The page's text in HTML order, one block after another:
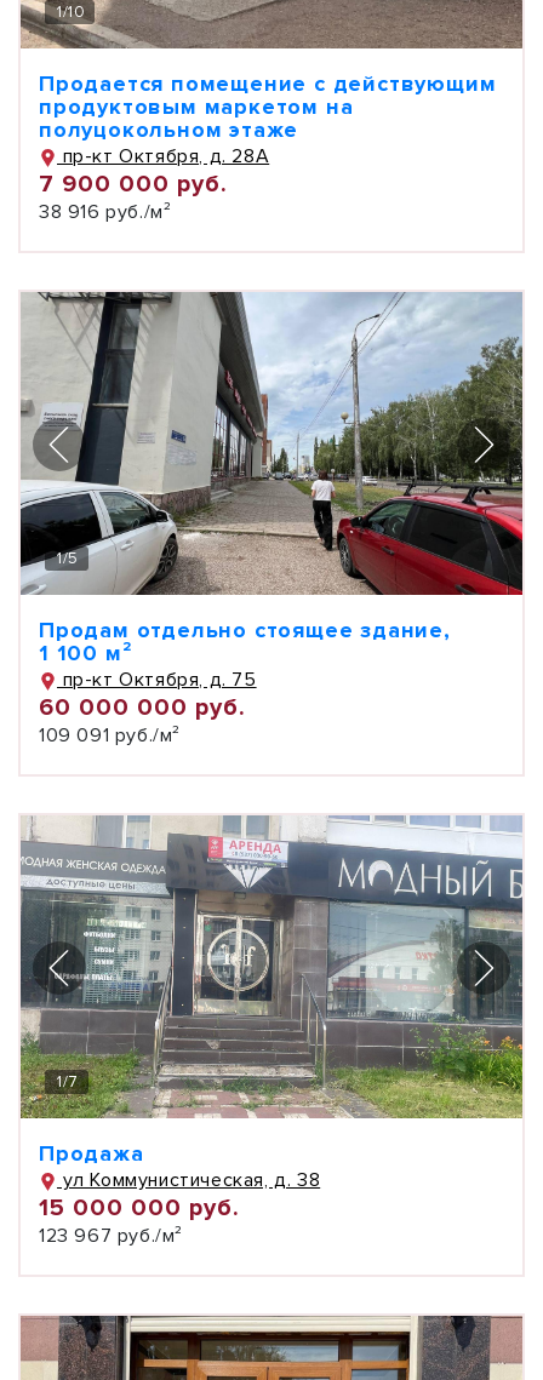
1/10
Продается помещение с действующим
продуктовым маркетом на
полуцокольном этаже
пр-кт Октября, д. 28А
7 900 000 руб.
38 916 руб./м²
1/5
Продам отдельно стоящее здание,
1 100 м²
пр-кт Октября, д. 75
60 000 000 руб.
109 091 руб./м²
1/7
Продажа
ул Коммунистическая, д. 38
15 000 000 руб.
123 967 руб./м²